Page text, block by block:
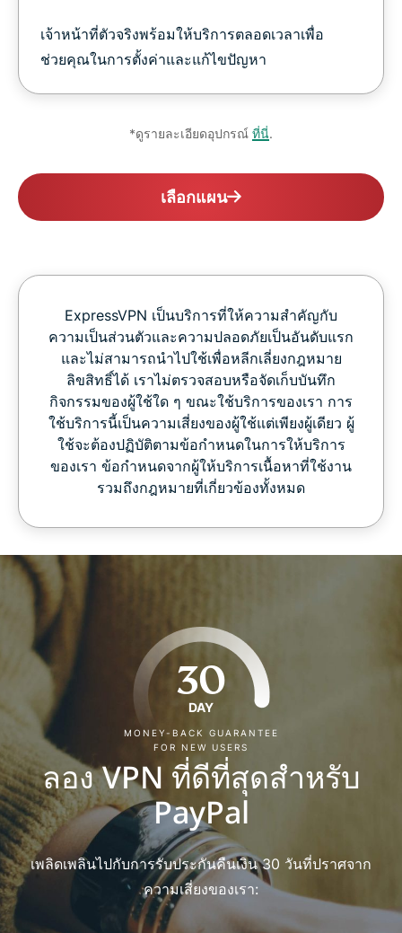
เจ้าหน้าที่ตัวจริงพร้อมให้บริการตลอดเวลาเพื่อ
ช่วยคุณในการตั้งค่าและแก้ไขปัญหา
*ดูรายละเอียดอุปกรณ์ ที่นี่.
เลือกแผน
ExpressVPN เป็นบริการที่ให้ความสำคัญกับ
ความเป็นส่วนตัวและความปลอดภัยเป็นอันดับแรก
และไม่สามารถนำไปใช้เพื่อหลีกเลี่ยงกฎหมาย
ลิขสิทธิ์ได้ เราไม่ตรวจสอบหรือจัดเก็บบันทึก
กิจกรรมของผู้ใช้ใด ๆ ขณะใช้บริการของเรา การ
ใช้บริการนี้เป็นความเสี่ยงของผู้ใช้แต่เพียงผู้เดียว ผู้
ใช้จะต้องปฏิบัติตามข้อกำหนดในการให้บริการ
ของเรา ข้อกำหนดจากผู้ให้บริการเนื้อหาที่ใช้งาน
รวมถึงกฎหมายที่เกี่ยวข้องทั้งหมด
30
DAY
MONEY-BACK GUARANTEE
FOR NEW USERS
ลอง VPN ที่ดีที่สุดสำหรับ
PayPal
เพลิดเพลินไปกับการรับประกันคืนเงิน 30 วันที่ปราศจาก
ความเสี่ยงของเรา: